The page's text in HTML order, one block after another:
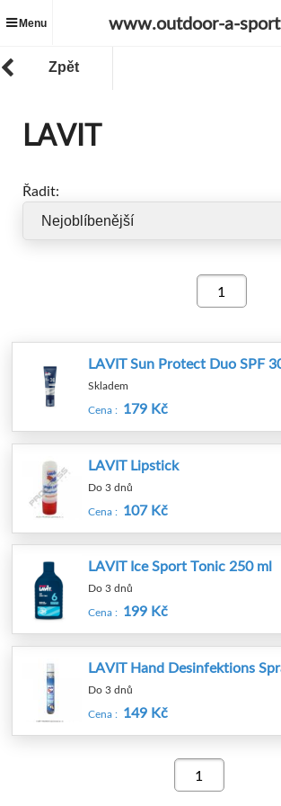
Menu www.outdoor-a-
Zpět
LAVIT
Řadit:
LAVIT Sun Protect Duo SPF
Skladem
Cena : 179 Kč
LAVIT Lipstick
Do 3 dnů
Cena : 107 Kč
LAVIT Ice Sport Tonic 250 ml
Do 3 dnů
Cena : 199 Kč
LAVIT Hand Desinfektions
Do 3 dnů
Cena : 149 Kč